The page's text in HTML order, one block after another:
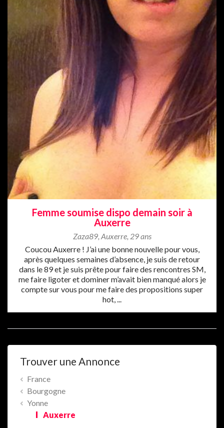
Femme soumise dispo demain soir à
Auxerre
Zaza89, Auxerre, 29 ans
Coucou Auxerre ! J’ai une bonne nouvelle pour vous,
après quelques semaines d’absence, je suis de retour
dans le 89 et je suis prête pour faire des rencontres SM,
me faire ligoter et dominer m’avait bien manqué alors je
compte sur vous pour me faire des propositions super
hot, ...
Trouver une Annonce
France
Bourgogne
Yonne
Auxerre